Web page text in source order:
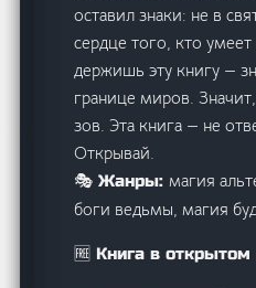
оставил знаки: не в
сердце того, кто
держишь эту книгу —
границе миров.
зов. Эта книга — не
Открывай.
🎭 Жанры:магия
боги ведьмы, магия
🆓 Книга в открытом